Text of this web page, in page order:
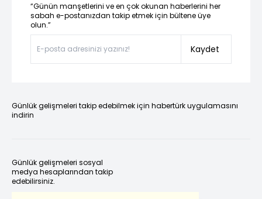
“Günün manşetlerini ve en çok okunan haberlerini her
sabah e-postanızdan takip etmek için bültene üye
olun.”
Kaydet
Günlük gelişmeleri takip edebilmek için habertürk uygulamasını
indirin
Günlük gelişmeleri sosyal
medya hesaplarından takip
edebilirsiniz.